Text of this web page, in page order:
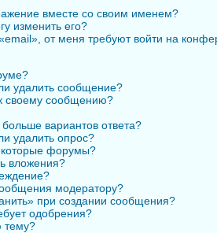
вместе со своим именем?
изменить его?
от меня требуют войти на
удалить сообщение?
своему сообщению?
вариантов ответа?
удалить опрос?
форумы?
вложения?
модератору?
при создании сообщения?
одобрения?
тему?